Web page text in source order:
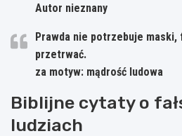
Autor nieznany
Prawda nie potrzebuje maski,
przetrwać.
za motyw: mądrość ludowa
Biblijne cytaty o
ludziach